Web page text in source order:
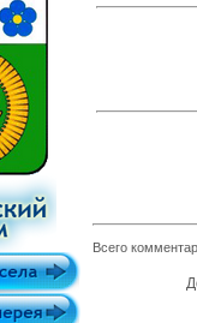
Всего